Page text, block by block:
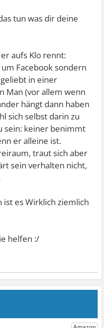
tun was dir deine
aufs Klo rennt:
Facebook sondern
in einer
Man (vor allem wenn
hängt dann haben
sich selbst darin zu
sein: keiner benimmt
er alleine ist.
traut sich aber
sein verhalten nicht,
ist es Wirklich ziemlich
helfen :/